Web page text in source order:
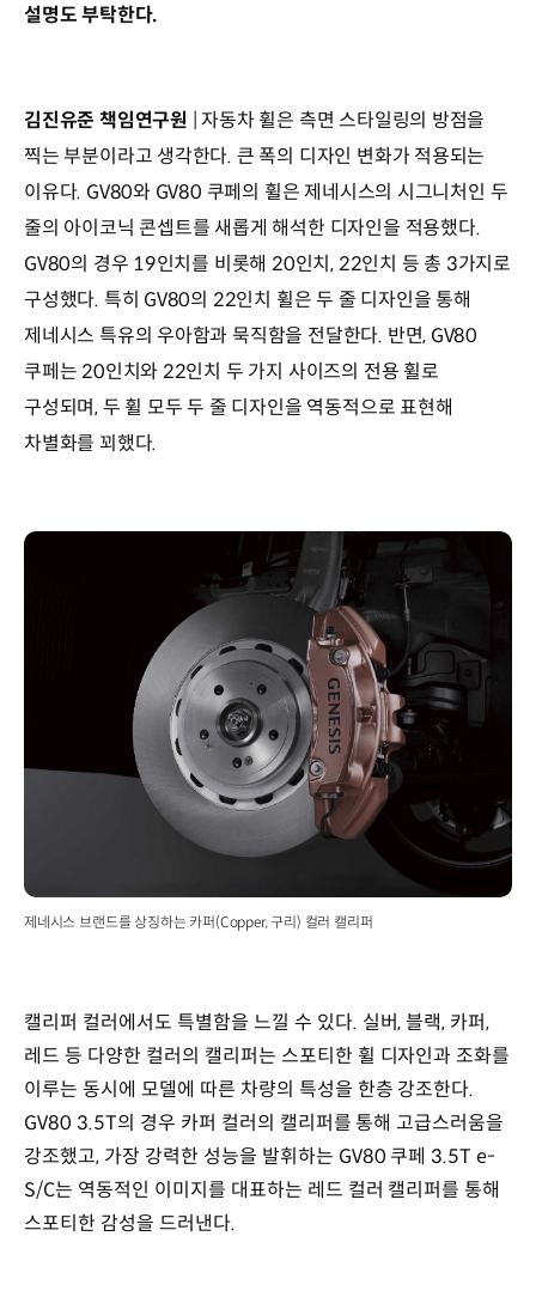
설명도 부탁한다.
김진유준 책임연구원 | 자동차 휠은 측면 스타일링의 방점을
찍는 부분이라고 생각한다. 큰 폭의 디자인 변화가 적용되는
이유다. GV80와 GV80 쿠페의 휠은 제네시스의 시그니처인 두
줄의 아이코닉 콘셉트를 새롭게 해석한 디자인을 적용했다.
GV80의 경우 19인치를 비롯해 20인치, 22인치 등 총 3가지로
구성했다. 특히 GV80의 22인치 휠은 두 줄 디자인을 통해
제네시스 특유의 우아함과 묵직함을 전달한다. 반면, GV80
쿠페는 20인치와 22인치 두 가지 사이즈의 전용 휠로
구성되며, 두 휠 모두 두 줄 디자인을 역동적으로 표현해
차별화를 꾀했다.
제네시스 브랜드를 상징하는 카퍼(Copper, 구리) 컬러 캘리퍼
캘리퍼 컬러에서도 특별함을 느낄 수 있다. 실버, 블랙, 카퍼,
레드 등 다양한 컬러의 캘리퍼는 스포티한 휠 디자인과 조화를
이루는 동시에 모델에 따른 차량의 특성을 한층 강조한다.
GV80 3.5T의 경우 카퍼 컬러의 캘리퍼를 통해 고급스러움을
강조했고, 가장 강력한 성능을 발휘하는 GV80 쿠페 3.5T e-
S/C는 역동적인 이미지를 대표하는 레드 컬러 캘리퍼를 통해
스포티한 감성을 드러낸다.